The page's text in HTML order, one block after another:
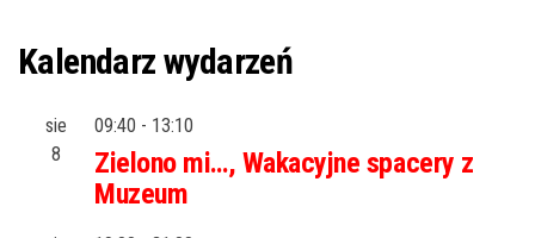
Kalendarz wydarzeń
sie
8
09:40 - 13:10
Zielono mi…, Wakacyjne spacery z
Muzeum